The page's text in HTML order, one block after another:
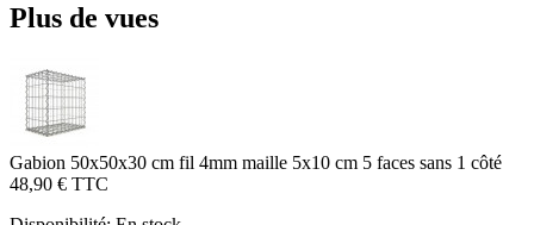
Plus de vues
Gabion 50x50x30 cm fil 4mm maille 5x10 cm 5 faces sans 1 côté
48,90 € TTC